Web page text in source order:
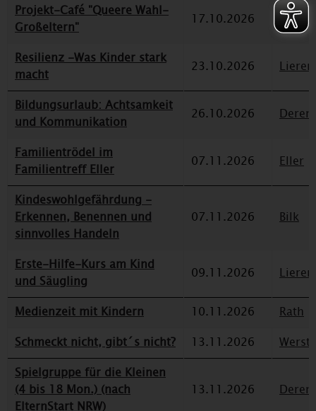
Projekt-Café "Queere Wahl-
Großeltern"
17.10.2026 Eller
Resilienz -Was Kinder stark
macht
23.10.2026
Bildungsurlaub: Achtsamkeit
und Kommunikation
26.10.2026
Familientrödel im
Familientreff Eller
07.11.2026 Eller
Kindeswohlgefährdung -
Erkennen, Benennen und
sinnvolles Handeln
07.11.2026 Bilk
Erste-Hilfe-Kurs am Kind
und Säugling
09.11.2026
Medienzeit mit Kindern 10.11.2026
Rath
Schmeckt nicht, gibt´s nicht?
13.11.2026
Spielgruppe für die Kleinen
(4 bis 18 Mon.) (nach
ElternStart NRW)
13.11.2026